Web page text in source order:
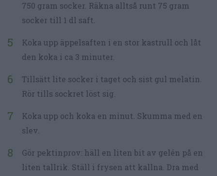
750 gram socker. Räkna alltså runt 75 gram
socker till 1 dl saft.
Koka upp äppelsaften i en stor kastrull och låt
den koka i ca 3 minuter.
Tillsätt lite socker i taget och sist gul melatin.
Rör tills sockret löst sig.
Koka upp och koka en minut. Skumma med en
slev.
Gör pektinprov: häll en liten bit av gelén på en
liten tallrik. Ställ i frysen att kallna. Dra med